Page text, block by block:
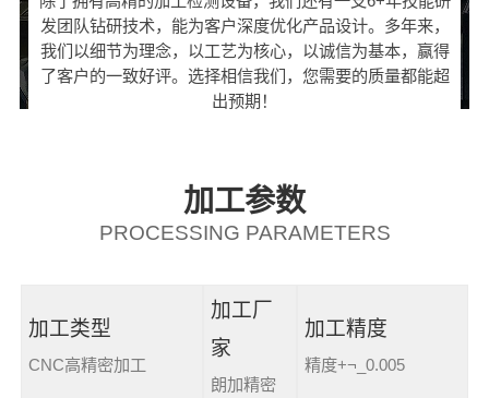
发团队钻研技术，能为客户深度优化产品设计。多年来，
我们以细节为理念，以工艺为核心，以诚信为基本，赢得
了客户的一致好评。选择相信我们，您需要的质量都能超
出预期！
加工参数
PROCESSING PARAMETERS
加工类型
CNC高精密加工
加工厂
家
朗加精密
加工精度
精度+¬_0.005